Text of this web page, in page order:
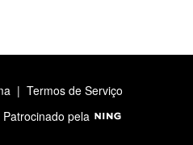
| Termos de Serviço
Patrocinado pela